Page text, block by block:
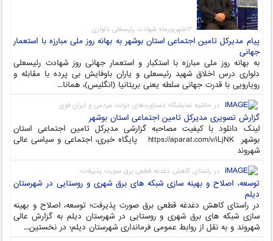
۱۲شهریورماه شهادت رئیسعلی دلواری
پیام مدیرکل تامین اجتماعی استان بوشهر به بهانه روز ملی مبارزه با استعمار
جهانی
به بهانه روز ملی مبارزه با استکبار و استعمار جهانی روز شهادت رئیسعلی
دلواری درس اخلاق شهید رئیسعلی و یاران باوفایش بی پرده با مقابله و
رویارویی با قدرت جهانی سلطه یعنی بریتانیا (انگلیس)، همانا...
در حاشیه نمایشگاه دستاوردهای دولت مردمی و ایران قوی
گزارش تصویری مدیرکل تامین اجتماعی استان بوشهر
لینک دانلود با کیفیت مصاحبه گزارشی مدیرکل تامین اجتماعی استان
بوشهر https://aparat.com/v/iLjNK پایگاه خبری، اجتماعی و سیاسی عالی
شهروند
در راستای کاهش دغدغه قطعی برق صورت پذیرفت؛
توسعه، اصلاح و بهینه سازی شبکه های برق شهری و روستایی در شهرستان
دیلم
در راستای کاهش دغدغه قطعی برق صورت پذیرفت؛ توسعه، اصلاح و بهینه
سازی شبکه های برق شهری و روستایی در شهرستان دیلم به گزارش عالی
شهروند و به نقل از روابط عمومی فرمانداری شهرستان دیلم؛ در نخستین...